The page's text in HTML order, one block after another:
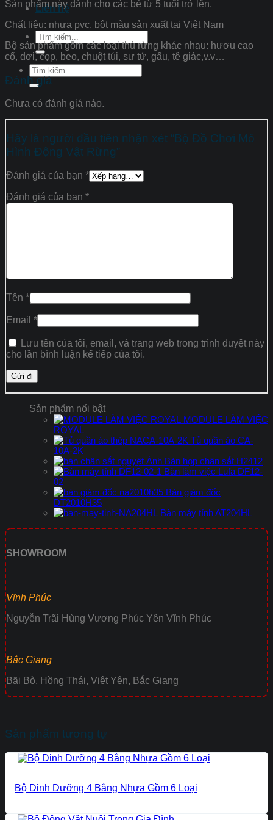
Liên hệ
Tìm
kiếm:
Tìm
kiếm:
Sản phẩm này dành cho các bé từ 5 tuổi trở lên.
Chất liệu: nhựa pvc, bột màu sản xuất tại Việt Nam
Bộ sản phẩm gồm các loại thú rừng khác nhau: hươu cao
cổ, dơi, cọp, beo, chuột túi, sư tử, gấu, tê giác,v.v…
Đánh giá
Chưa có đánh giá nào.
Hãy là người đầu tiên nhận xét “Bộ Đồ Chơi Mô
Hình Động Vật Rừng”
Đánh giá của bạn *
Đánh giá của bạn *
Tên *
Email *
Lưu tên của tôi, email, và trang web trong trình duyệt này
cho lần bình luận kế tiếp của tôi.
Sản phẩm nổi bật
MODULE LÀM VIỆC
ROYAL
Tủ quần áo CA-
10A-2K
Bàn họp chân sắt H2412
Bàn làm việc Lufa DF12-
02
Bàn giám đốc
DT2010H35
Bàn máy tính AT204HL
SHOWROOM
Vĩnh Phúc
Nguyễn Trãi Hùng Vương Phúc Yên Vĩnh Phúc
Bắc Giang
Bãi Bò, Hồng Thái, Việt Yên, Bắc Giang
Sản phẩm tương tự
Bộ Dinh Dưỡng 4 Bằng Nhựa Gồm 6 Loại